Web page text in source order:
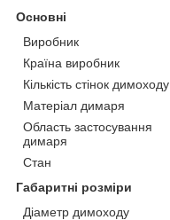
Основні
Виробник
Країна виробник
Кількість стінок димоходу
Матеріал димаря
Область застосування
димаря
Стан
Габаритні розміри
Діаметр димоходу